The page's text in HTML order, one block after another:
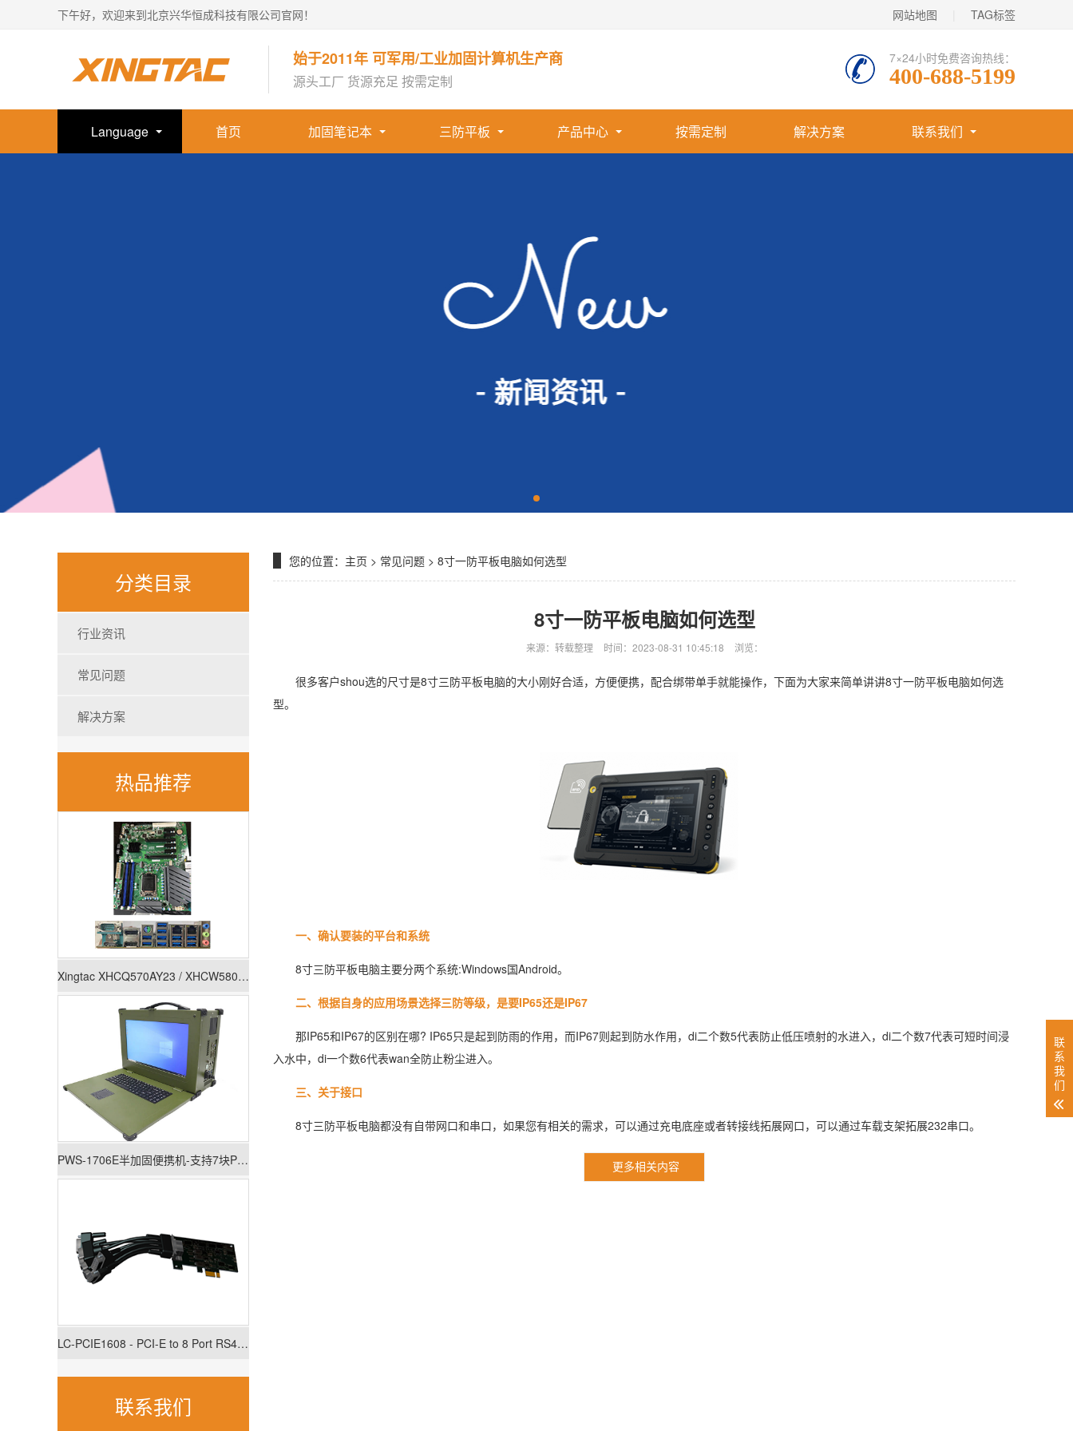
网站地图 TAG标签
下午好，欢迎来到北京兴华恒成科技有限公司官网！
始于2011年 可军用/工业加固计算机生产商
源头工厂 货源充足 按需定制
7×24小时免费咨询热线：
400-688-5199
Language 首页 加固笔记本 三防平板 产品中心 按需定制 解决方案 联系我们
分类目录
行业资讯
常见问题
解决方案
热品推荐
Xingtac XHCQ570AY23 / XHCW580AY23
PWS-1706E半加固便携机-支持7块PCIE/PCI板卡扩展
LC-PCIE1608 - PCI-E to 8 Port RS422/485 Low Profile Card
联系我们
您的位置： 主页 > 常见问题 > 8寸一防平板电脑如何选型
8寸一防平板电脑如何选型
来源：转载整理 时间：2023-08-31 10:45:18 浏览：
很多客户shou选的尺寸是8寸三防平板电脑的大小刚好合适，方便便携，配合绑带单手就能操作，下面为大家来简单讲讲8寸一防平板电脑如何选
型。
一、确认要装的平台和系统
8寸三防平板电脑主要分两个系统:Windows国Android。
二、根据自身的应用场景选择三防等级，是要IP65还是IP67
那IP65和IP67的区别在哪? IP65只是起到防雨的作用，而IP67则起到防水作用，di二个数5代表防止低压喷射的水进入，di二个数7代表可短时间浸
入水中，di一个数6代表wan全防止粉尘进入。
三、关于接口
8寸三防平板电脑都没有自带网口和串口，如果您有相关的需求，可以通过充电底座或者转接线拓展网口，可以通过车载支架拓展232串口。
更多相关内容
联
系
我
们